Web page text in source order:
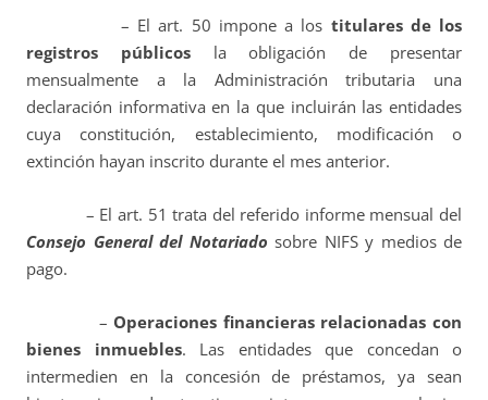
– El art. 50 impone a los titulares de los
registros públicosla obligación de presentar
mensualmente a la Administración tributaria una
declaración informativa en la que incluirán las entidades
cuya constitución, establecimiento, modificación o
extinción hayan inscrito durante el mes anterior.
– El art. 51 trata del referido informe mensual del
Consejo General del Notariado sobre NIFS y medios de
pago.
– Operaciones financieras relacionadas con
bienes inmuebles. Las entidades que concedan o
intermedien en la concesión de préstamos, ya sean